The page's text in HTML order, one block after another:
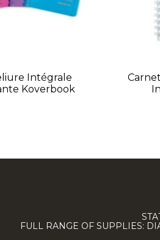
Intégrale
Koverbook
FULL RANGE OF SUPPLIES: